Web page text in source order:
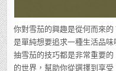
你對雪茄的興趣是從何而來
是單純想要追求一種生活品
抽雪茄的技巧都是非常重要
的世界，幫助你從選擇到享